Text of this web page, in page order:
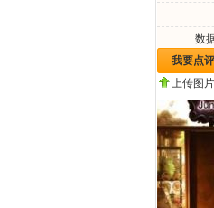
数
我要点评
上传图片